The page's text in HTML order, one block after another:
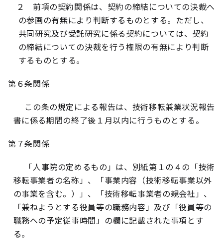
２ 前項の契約関係は、契約の締結についての決裁へ
の参画の有無により判断するものとする。ただし、
共同研究及び受託研究に係る契約については、契約
の締結についての決裁を行う権限の有無により判断
するものとする。
第６条関係
この条の規定による報告は、技術移転兼業状況報告
書に係る期間の終了後１月以内に行うものとする。
第７条関係
「人事院の定めるもの」は、別紙第１の４の「技術
移転事業者の名称」、「事業内容（技術移転事業以外
の事業を含む。）」、「技術移転事業者の親会社」、
「兼ねようとする役員等の職務内容」及び「役員等の
職務への予定従事時間」の欄に記載された事項とす
る。